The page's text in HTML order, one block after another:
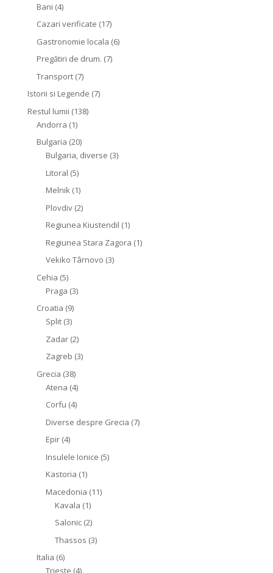
Bani (4)
Cazari verificate (17)
Gastronomie locala (6)
Pregătiri de drum. (7)
Transport(7)
Istorii si Legende (7)
Restul lumii (138)
Andorra (1)
Bulgaria (20)
Bulgaria, diverse (3)
Litoral (5)
Melnik(1)
Plovdiv(2)
Regiunea Kiustendil (1)
Regiunea Stara Zagora (1)
Vekiko Târnovo (3)
Cehia (5)
Praga (3)
Croatia (9)
Split(3)
Zadar(2)
Zagreb (3)
Grecia (38)
Atena (4)
Corfu (4)
Diverse despre Grecia (7)
Epir(4)
Insulele Ionice (5)
Kastoria (1)
Macedonia (11)
Kavala (1)
Salonic(2)
Thassos (3)
Italia (6)
Trieste (4)